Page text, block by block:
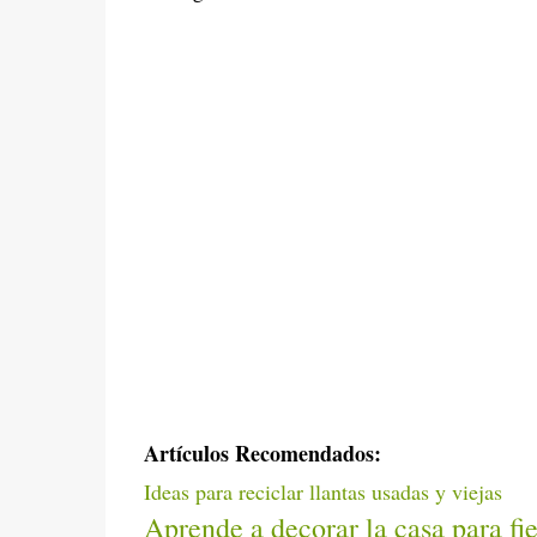
Artículos Recomendados:
Ideas para reciclar llantas usadas y viejas
Aprende a decorar la casa para